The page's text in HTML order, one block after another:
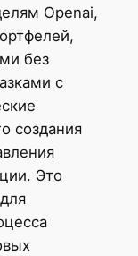
Openai,
без
с
создания
Это